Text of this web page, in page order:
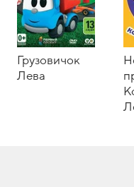
Грузовичок
Лева